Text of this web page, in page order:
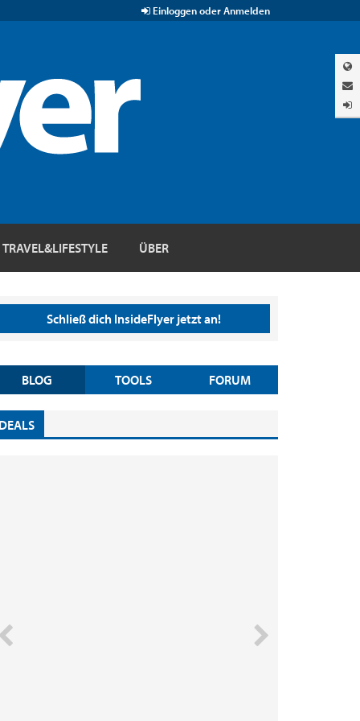
Einloggen oder Anmelden
TRAVEL&LIFESTYLE ÜBER
Schließ dich InsideFlyer jetzt an!
BLOG TOOLS FORUM
DEALS